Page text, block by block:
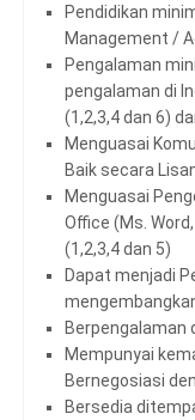
Pendidikan
Management /
Pengalaman
pengalaman di
(1,2,3,4 dan 6)
Menguasai
Baik secara
Menguasai
Office (Ms.
(1,2,3,4 dan 5)
Dapat menjadi
Berpengalaman
Mempunyai
Bernegosiasi
Bersedia